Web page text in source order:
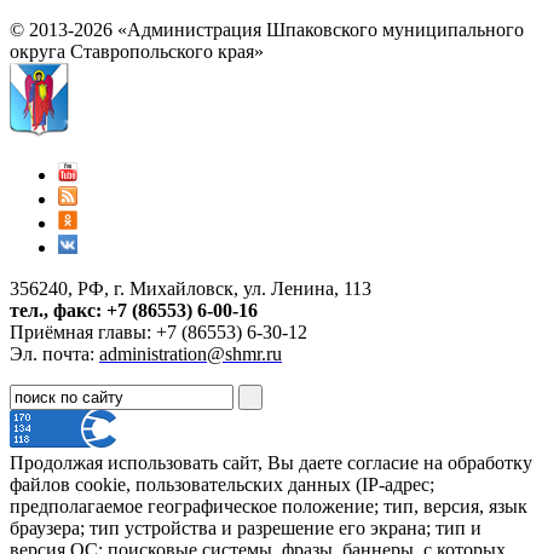
© 2013-2026 «Администрация Шпаковского муниципального
округа Ставропольского края»
356240, РФ, г. Михайловск, ул. Ленина, 113
тел., факс: +7 (86553) 6-00-16
Приёмная главы: +7 (86553) 6-30-12
Эл. почта: administration@shmr.ru
Продолжая использовать сайт, Вы даете согласие на обработку
файлов cookie, пользовательских данных (IP-адрес;
предполагаемое географическое положение; тип, версия, язык
браузера; тип устройства и разрешение его экрана; тип и
версия ОС; поисковые системы, фразы, баннеры, с которых